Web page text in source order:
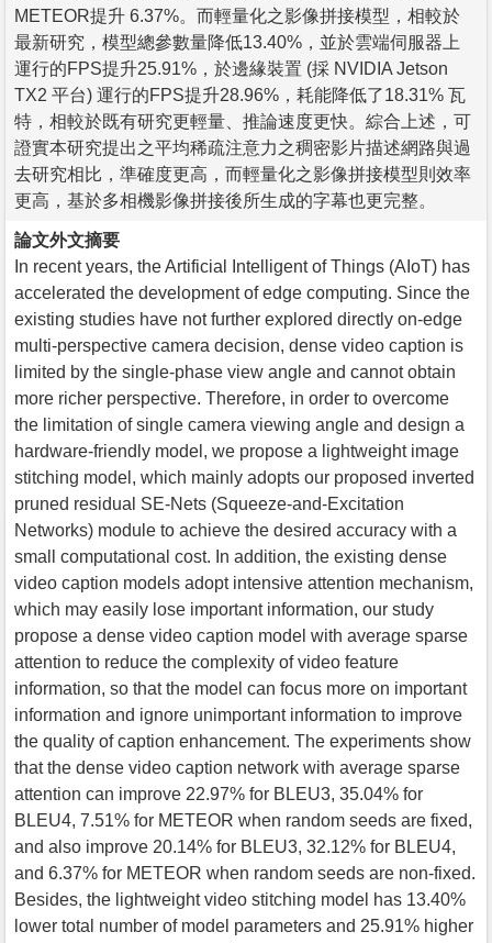
METEOR提升 6.37%。而輕量化之影像拼接模型，相較於
最新研究，模型總參數量降低13.40%，並於雲端伺服器上
運行的FPS提升25.91%，於邊緣裝置 (採 NVIDIA Jetson
TX2 平台) 運行的FPS提升28.96%，耗能降低了18.31% 瓦
特，相較於既有研究更輕量、推論速度更快。綜合上述，可
證實本研究提出之平均稀疏注意力之稠密影片描述網路與過
去研究相比，準確度更高，而輕量化之影像拼接模型則效率
更高，基於多相機影像拼接後所生成的字幕也更完整。
論文外文摘要
In recent years, the Artificial Intelligent of Things (AIoT) has
accelerated the development of edge computing. Since the
existing studies have not further explored directly on-edge
multi-perspective camera decision, dense video caption is
limited by the single-phase view angle and cannot obtain
more richer perspective. Therefore, in order to overcome
the limitation of single camera viewing angle and design a
hardware-friendly model, we propose a lightweight image
stitching model, which mainly adopts our proposed inverted
pruned residual SE-Nets (Squeeze-and-Excitation
Networks) module to achieve the desired accuracy with a
small computational cost. In addition, the existing dense
video caption models adopt intensive attention mechanism,
which may easily lose important information, our study
propose a dense video caption model with average sparse
attention to reduce the complexity of video feature
information, so that the model can focus more on important
information and ignore unimportant information to improve
the quality of caption enhancement. The experiments show
that the dense video caption network with average sparse
attention can improve 22.97% for BLEU3, 35.04% for
BLEU4, 7.51% for METEOR when random seeds are fixed,
and also improve 20.14% for BLEU3, 32.12% for BLEU4,
and 6.37% for METEOR when random seeds are non-fixed.
Besides, the lightweight video stitching model has 13.40%
lower total number of model parameters and 25.91% higher